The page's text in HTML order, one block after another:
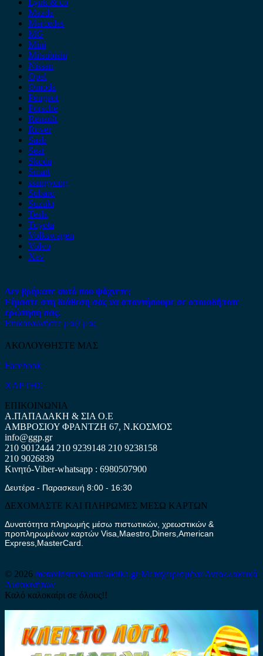
Mazda
Mercedes
MG
Mini
Mitsubishi
Nissan
Opel
Omoda
Peugeot
Porsche
Renault
Rover
Saab
Seat
Skoda
Smart
ssangyong
Subaru
Suzuki
Tesla
Toyota
Volkswagen
Volvo
Xev
Δεν βρήκατε αυτό που ψάχνετε;
Είμαστε στη διάθεση σας να απαντήσουμε σε οποιαδήποτε
ερώτηση σας.
Επικοινωνήστε μαζί μας
ΑΚΟΛΟΥΘΗΣΤΕ ΜΑΣ
Facebook
ΧΑΡΤΗΣ
ΕΠΙΚΟΙΝΩΝΙΑ
Α.ΠΑΠΑΔΑΚΗ & ΣΙΑ Ο.Ε
ΑΜΒΡΟΣΙΟΥ ΦΡΑΝΤΖΗ 67, Ν.ΚΟΣΜΟΣ
info@ggp.gr
210 9012444 210 9239148 210 9238158
210 9026839
Κινητό-Viber-whatsapp : 6980507900
Δευτέρα - Παρασκευή 8:00 - 16:30
ΔΕΧΟΜΑΣΤΕ ΚΑΙ ΠΛΗΡΩΜΕΣ ΜΕΣΩ ΚΑΡΤΩΝ
Δυνατότητα πληρωμής μέσω πιστωτικών, χρεωστικών &
προπληρωμένων καρτών Visa,Maestro,Diners,American
Express,MasterCard.
© 2026 metaxirismenaantalaktika.grΜεταχειρισμένα Ανταλλακτικά
Αυτοκινήτων
Καλό καλοκαίρι σε όλους!!